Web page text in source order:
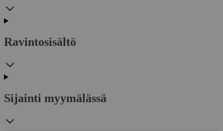
Ravintosisältö
Sijainti myymälässä